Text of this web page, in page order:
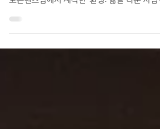
사람들’은 장기기증인, 그 가족들과 장기 수여
자,...